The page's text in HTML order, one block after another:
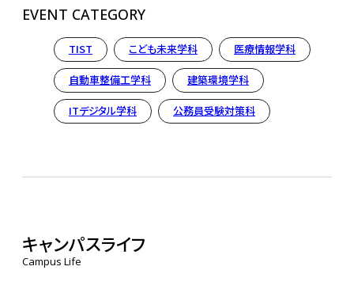
EVENT CATEGORY
TIST こども未来学科 医療情報学科
自動車整備工学科 建築環境学科
ITデジタル学科 公務員受験対策科
キャンパスライフ
Campus Life